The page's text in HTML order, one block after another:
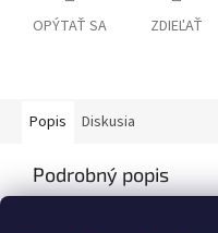
OPÝTAŤ SA ZDIEĽAŤ
Popis Diskusia
Podrobný popis